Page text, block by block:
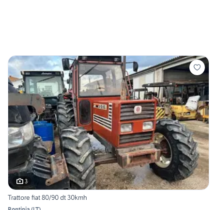
3
Trattore fiat 80/90 dt 30kmh